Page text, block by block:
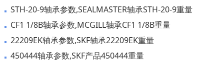
STH-20-9轴承参数,SEALMASTER轴承STH-20-9重量
CF1 1/8B轴承参数,MCGILL轴承CF1 1/8B重量
22209EK轴承参数,SKF轴承22209EK重量
450444轴承参数,SKF产品450444重量